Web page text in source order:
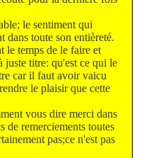
le sentiment qui
dans toute son entièreté.
le temps de le faire et
juste titre: qu'est ce qui le
car il faut avoir vaicu
le plaisir que cette
vous dire merci dans
de remerciements toutes
pas;ce n'est pas